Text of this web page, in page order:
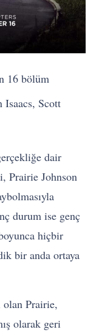
16 bölüm
Scott
dair
Prairie Johnson
durum ise genç
hiçbir
bir anda ortaya
olan Prairie,
olarak geri